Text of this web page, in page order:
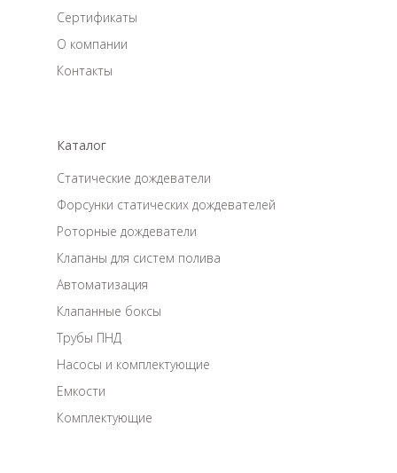
Сертификаты
О компании
Контакты
Статические дождеватели
Форсунки статических дождевателей
Роторные дождеватели
Клапаны для систем полива
Автоматизация
Клапанные боксы
Каталог
Трубы ПНД
Насосы и комплектующие
Емкости
Комплектующие